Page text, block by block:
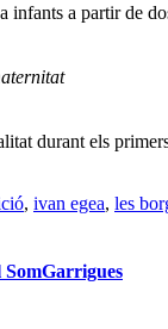
infants a partir de
durant els
, ivan egea, les
SomGarrigues